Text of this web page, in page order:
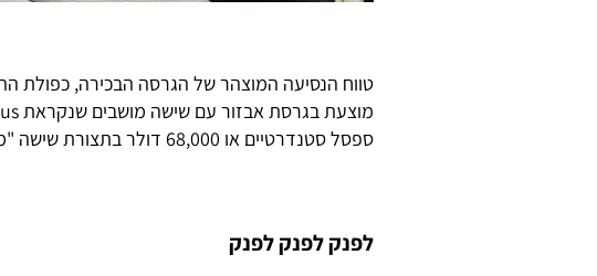
ספסל סטנדרטיים או 68,000 דולר בתצורת שישה "מושבי קפטן".
לפנק לפנק לפנק